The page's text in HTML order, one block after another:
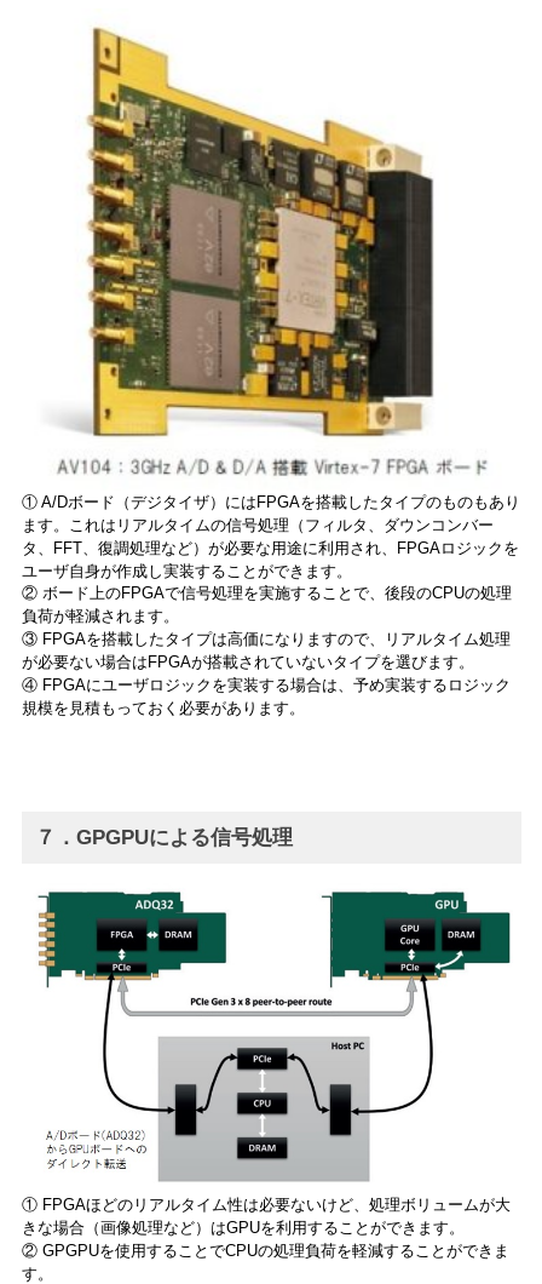
① A/Dボード（デジタイザ）にはFPGAを搭載したタイプのものもあり
ます。これはリアルタイムの信号処理（フィルタ、ダウンコンバー
タ、FFT、復調処理など）が必要な用途に利用され、FPGAロジックを
ユーザ自身が作成し実装することができます。
② ボード上のFPGAで信号処理を実施することで、後段のCPUの処理
負荷が軽減されます。
③ FPGAを搭載したタイプは高価になりますので、リアルタイム処理
が必要ない場合はFPGAが搭載されていないタイプを選びます。
④ FPGAにユーザロジックを実装する場合は、予め実装するロジック
規模を見積もっておく必要があります。
７．GPGPUによる信号処理
① FPGAほどのリアルタイム性は必要ないけど、処理ボリュームが大
きな場合（画像処理など）はGPUを利用することができます。
② GPGPUを使用することでCPUの処理負荷を軽減することができま
す。